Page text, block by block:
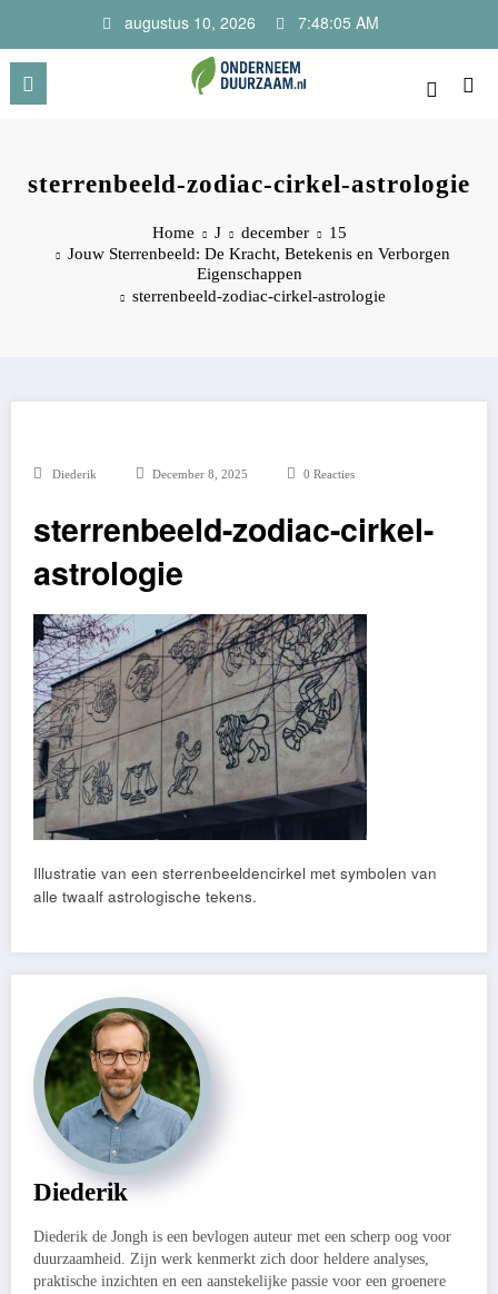
de
inhoud
augustus 10, 2026 7:48:05 AM
sterrenbeeld-zodiac-cirkel-astrologie
Home J december
15
Jouw Sterrenbeeld: De Kracht, Betekenis en Verborgen
Eigenschappen
sterrenbeeld-zodiac-cirkel-astrologie
Diederik December 8, 2025 0 Reacties
sterrenbeeld-zodiac-cirkel-
astrologie
Illustratie van een sterrenbeeldencirkel met symbolen van
alle twaalf astrologische tekens.
Diederik
Diederik de Jongh is een bevlogen auteur met een scherp oog voor
duurzaamheid. Zijn werk kenmerkt zich door heldere analyses,
praktische inzichten en een aanstekelijke passie voor een groenere